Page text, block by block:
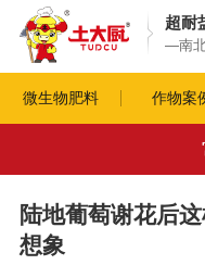
超耐
—南
微生物肥料 作物案
陆地葡萄谢花后
想象